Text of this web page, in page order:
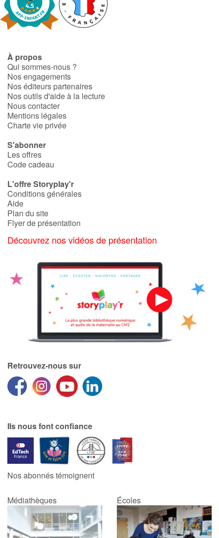
À propos
Qui sommes-nous ?
Nos engagements
Nos éditeurs partenaires
Nos outils d'aide à la lecture
Nous contacter
Mentions légales
Charte vie privée
S'abonner
Les offres
Code cadeau
L'offre Storyplay'r
Conditions générales
Aide
Plan du site
Flyer de présentation
Découvrez nos vidéos de présentation
Retrouvez-nous sur
Ils nous font confiance
Nos abonnés témoignent
Médiathèques Écoles